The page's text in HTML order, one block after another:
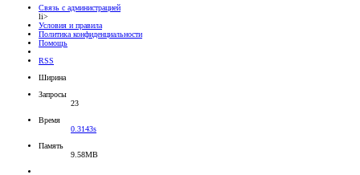
Связь с администрацией
li>
Условия и правила
Политика конфиденциальности
Помощь
RSS
Ширина
Запросы
23
Время
0.3143s
Память
9.58MB